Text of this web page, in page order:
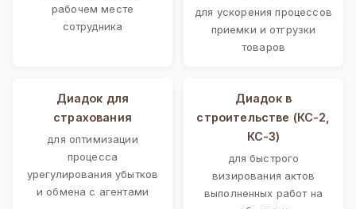
рабочем месте
сотрудника
для ускорения процессов
приемки и отгрузки
товаров
Диадок для
страхования
для оптимизации
процесса
урегулирования убытков
и обмена с агентами
Диадок в
строительстве (КС-2,
КС-3)
для быстрого
визирования актов
выполненных работ на